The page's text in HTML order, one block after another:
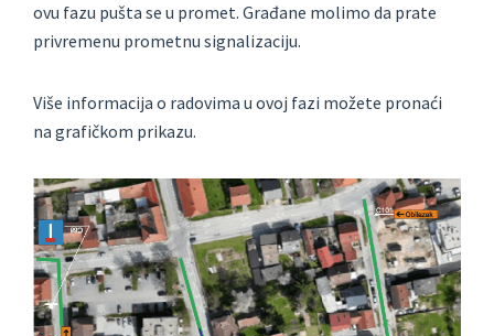
ovu fazu pušta se u promet. Građane molimo da prate
privremenu prometnu signalizaciju.
Više informacija o radovima u ovoj fazi možete pronaći
na grafičkom prikazu.